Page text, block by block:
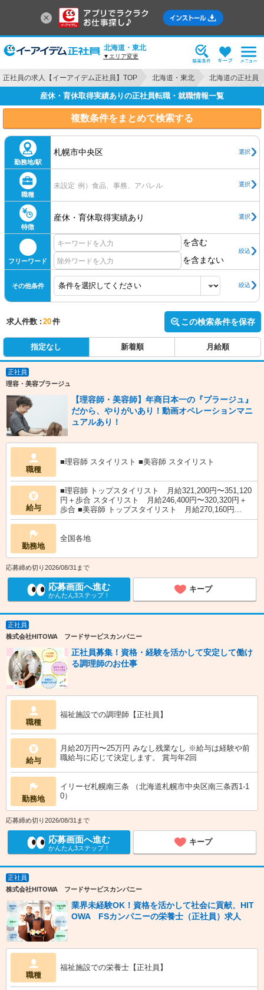
北海道・東北
▼エリア変更
正社員の求人【イーアイデム正社員】TOP 北海道・東北 北海道の正社員
産休・育休取得実績ありの正社員転職・就職情報一覧
複数条件をまとめて検索する
勤務地/駅
札幌市中央区 選択
職種
未設定 例）食品、事務、アパレル 選択
特徴
産休・育休取得実績あり 選択
フリーワード
を含む
を含まない
絞込
その他条件 絞込
求人件数 : 20件 この検索条件を保存
指定なし 新着順 月給順
正社員
理容・美容プラージュ
【理容師・美容師】年商日本一の『プラージュ』
だから、やりがいあり！動画オペレーションマニ
ュアルあり！
職種
■理容師 スタイリスト ■美容師 スタイリスト
給与
■理容師 トップスタイリスト 月給321,200円〜351,120
円＋歩合 スタイリスト 月給246,400円〜320,320円＋
歩合 ■美容師 トップスタイリスト 月給270,160円...
勤務地
全国各地
応募締め切り2026/08/31まで
応募画面へ進む
かんたん3ステップ！
キープ
正社員
株式会社HITOWA フードサービスカンパニー
正社員募集！資格・経験を活かして安定して働け
る調理師のお仕事
職種
福祉施設での調理師【正社員】
給与
月給20万円〜25万円 みなし残業なし ※給与は経験や前
職給与に応じて決定します。 賞与年2回
勤務地
イリーゼ札幌南三条 （北海道札幌市中央区南三条西1-1
0）
応募締め切り2026/08/31まで
応募画面へ進む
かんたん3ステップ！
キープ
正社員
株式会社HITOWA フードサービスカンパニー
業界未経験OK！資格を活かして社会に貢献、HIT
OWA FSカンパニーの栄養士（正社員）求人
職種
福祉施設での栄養士【正社員】